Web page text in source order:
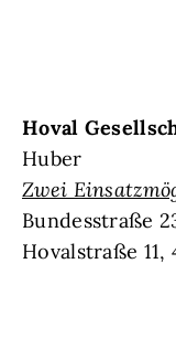
Hoval
Huber
Zwei
Bundesstraße
Hovalstraße